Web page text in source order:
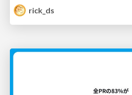
rick_ds